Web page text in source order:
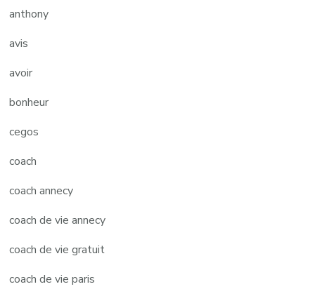
anthony
avis
avoir
bonheur
cegos
coach
coach annecy
coach de vie annecy
coach de vie gratuit
coach de vie paris